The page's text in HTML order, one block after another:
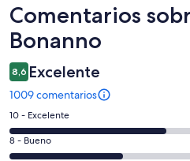
Comentarios
Comentarios
Bonanno
8,6 Excelente
1009 comentarios
479
comentarios
de
10 - Excelente
343
8 - Bueno